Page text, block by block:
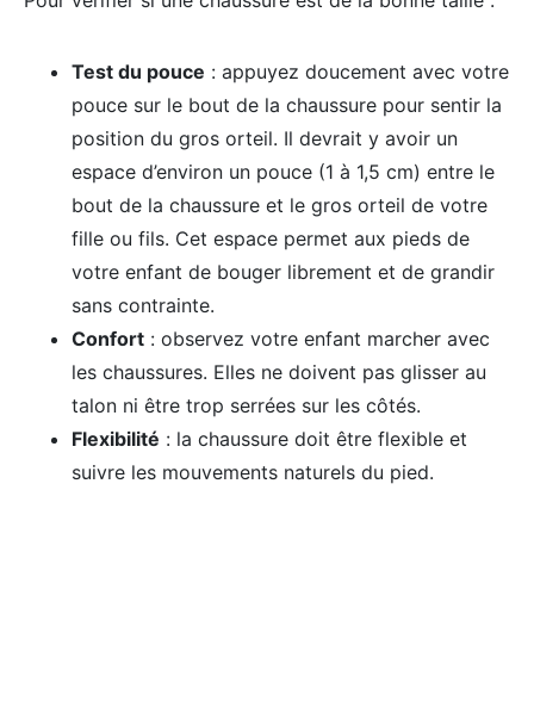
Test du pouce : appuyez doucement avec votre
pouce sur le bout de la chaussure pour sentir la
position du gros orteil. Il devrait y avoir un
espace d’environ un pouce (1 à 1,5 cm) entre le
bout de la chaussure et le gros orteil de votre
fille ou fils. Cet espace permet aux pieds de
votre enfant de bouger librement et de grandir
sans contrainte.
Confort : observez votre enfant marcher avec
les chaussures. Elles ne doivent pas glisser au
talon ni être trop serrées sur les côtés.
Flexibilité : la chaussure doit être flexible et
suivre les mouvements naturels du pied.